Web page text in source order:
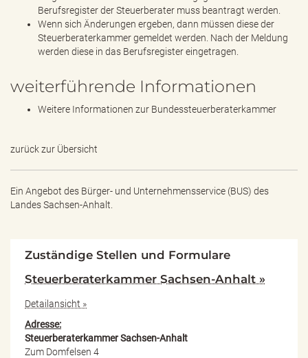
Berufsregister der Steuerberater muss beantragt werden.
Wenn sich Änderungen ergeben, dann müssen diese der
Steuerberaterkammer gemeldet werden. Nach der Meldung
werden diese in das Berufsregister eingetragen.
weiterführende Informationen
Weitere Informationen zur Bundessteuerberaterkammer
zurück zur Übersicht
Ein Angebot des Bürger- und Unternehmensservice (BUS) des
Landes Sachsen-Anhalt.
Zuständige Stellen und Formulare
Steuerberaterkammer Sachsen-Anhalt »
Detailansicht »
Adresse:
Steuerberaterkammer Sachsen-Anhalt
Zum Domfelsen 4